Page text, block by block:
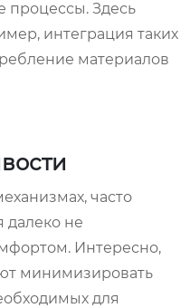
процессы. Здесь
интеграция таких
материалов
часто
далеко не
Интересно,
минимизировать
для